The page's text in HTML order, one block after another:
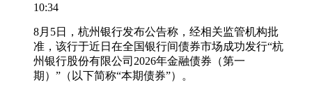
10:34
8月5日，杭州银行发布公告称，经相关监管机构批
准，该行于近日在全国银行间债券市场成功发行“杭
州银行股份有限公司2026年金融债券（第一
期）”（以下简称“本期债券”）。